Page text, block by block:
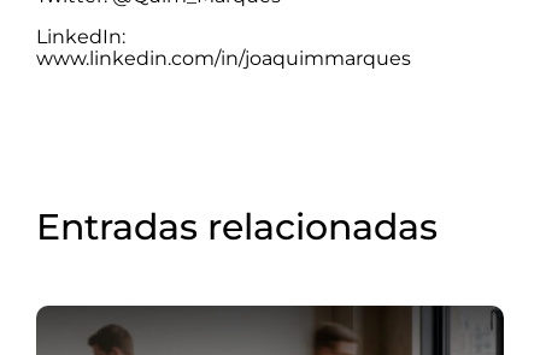
LinkedIn:
www.linkedin.com/in/joaquimmarques
Entradas relacionadas